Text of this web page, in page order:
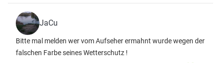
JaCu
Bitte mal melden wer vom Aufseher ermahnt wurde wegen der
falschen Farbe seines Wetterschutz !